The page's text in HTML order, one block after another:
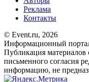
Реклама
Контакты
© Event.ru, 2026
Информационный
Публикация материалов
письменного согласия
информацию, не